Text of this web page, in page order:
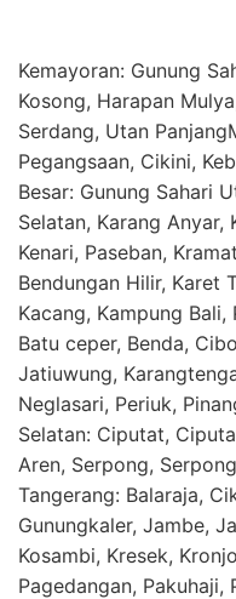
Kemayoran: Gunung
Kosong, Harapan
Serdang, Utan
Pegangsaan, Cikini,
Besar: Gunung Sahari
Selatan, Karang Anyar,
Kenari, Paseban,
Bendungan Hilir, Karet
Kacang, Kampung Bali,
Batu ceper, Benda,
Jatiuwung,
Neglasari, Periuk,
Selatan: Ciputat,
Aren, Serpong,
Tangerang: Balaraja,
Gunungkaler, Jambe,
Kosambi, Kresek,
Pagedangan, Pakuhaji,